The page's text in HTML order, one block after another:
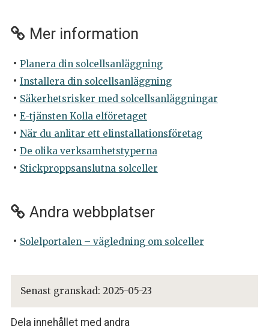
Mer information
Planera din solcellsanläggning
Installera din solcellsanläggning
Säkerhetsrisker med solcellsanläggningar
E-tjänsten Kolla elföretaget
När du anlitar ett elinstallationsföretag
De olika verksamhetstyperna
Stickproppsanslutna solceller
Andra webbplatser
Solelportalen – vägledning om solceller
Senast granskad: 2025-05-23
Dela innehållet med andra